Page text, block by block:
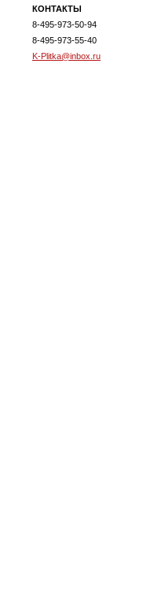
КОНТАКТЫ
8-495-973-50-94
8-495-973-55-40
K-Plitka@inbox.ru